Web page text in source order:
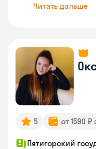
Читать дальше
5 от 1590 ₽
Пятигорский